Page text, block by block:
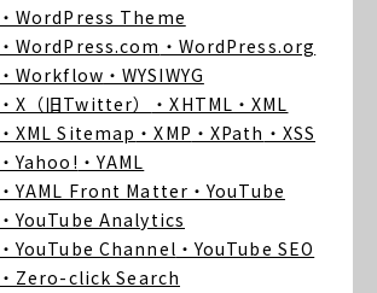
・WordPress Theme
・WordPress.com ・WordPress.org
・Workflow ・WYSIWYG
・X（旧Twitter）
・XHTML ・XML
・XML Sitemap ・XMP ・XPath ・XSS
・Yahoo! ・YAML
・YAML Front Matter ・YouTube
・YouTube Analytics
・YouTube Channel ・YouTube SEO
・Zero-click Search